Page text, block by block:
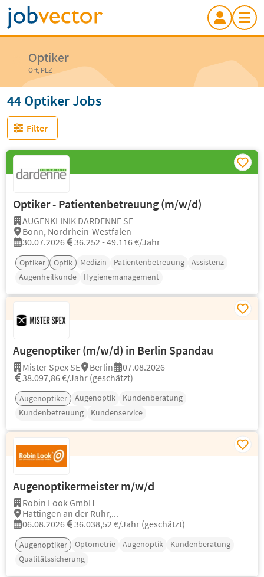
Optiker
Ort, PLZ
44 Optiker Jobs
Filter
Optiker - Patientenbetreuung (m/w/d)
AUGENKLINIK DARDENNE SE
Bonn, Nordrhein-Westfalen
30.07.2026
36.252 - 49.116 €/Jahr
Optiker Optik Medizin Patientenbetreuung
Assistenz
Augenheilkunde
Hygienemanagement
Augenoptiker (m/w/d) in Berlin Spandau
Mister Spex SE Berlin
07.08.2026
38.097,86 €/Jahr (geschätzt)
Augenoptiker Augenoptik
Kundenberatung
Kundenbetreuung
Kundenservice
Augenoptikermeister m/w/d
Robin Look GmbH
Hattingen an der Ruhr,...
06.08.2026
36.038,52 €/Jahr (geschätzt)
Augenoptiker Optometrie Augenoptik
Kundenberatung
Qualitätssicherung